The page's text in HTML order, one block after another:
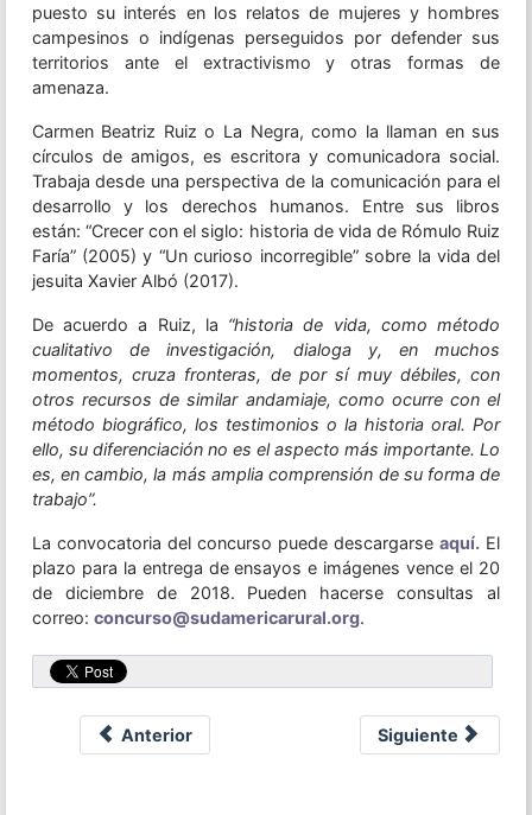
puesto su interés en los relatos de mujeres y hombres
campesinos o indígenas perseguidos por defender sus
territorios ante el extractivismo y otras formas de
amenaza.
Carmen Beatriz Ruiz o La Negra, como la llaman en sus
círculos de amigos, es escritora y comunicadora social.
Trabaja desde una perspectiva de la comunicación para el
desarrollo y los derechos humanos. Entre sus libros
están: “Crecer con el siglo: historia de vida de Rómulo Ruiz
Faría” (2005) y “Un curioso incorregible” sobre la vida del
jesuita Xavier Albó (2017).
De acuerdo a Ruiz, la “historia de vida, como método
cualitativo de investigación, dialoga y, en muchos
momentos, cruza fronteras, de por sí muy débiles, con
otros recursos de similar andamiaje, como ocurre con el
método biográfico, los testimonios o la historia oral. Por
ello, su diferenciación no es el aspecto más importante. Lo
es, en cambio, la más amplia comprensión de su forma de
trabajo”.
La convocatoria del concurso puede descargarseaquí. El
plazo para la entrega de ensayos e imágenes vence el 20
de diciembre de 2018. Pueden hacerse consultas al
correo: concurso@sudamericarural.org.
Anterior Siguiente